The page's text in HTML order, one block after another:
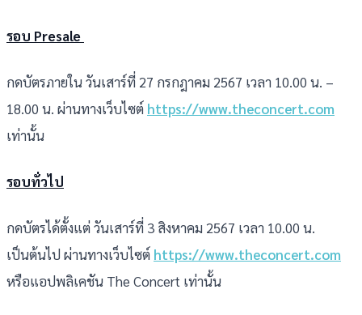
รอบ Presale
กดบัตรภายใน วันเสาร์ที่ 27 กรกฎาคม 2567 เวลา 10.00 น. –
18.00 น. ผ่านทางเว็บไซต์ https://www.theconcert.com
เท่านั้น
รอบทั่วไป
กดบัตรได้ตั้งแต่ วันเสาร์ที่ 3 สิงหาคม 2567 เวลา 10.00 น.
เป็นต้นไป ผ่านทางเว็บไซต์ https://www.theconcert.com
หรือแอปพลิเคชัน The Concert เท่านั้น